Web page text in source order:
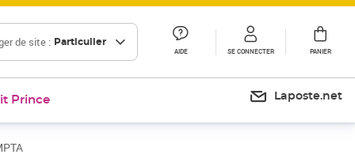
de site : Particulier
AIDE SE CONNECTER PANIER
Prince Laposte.net